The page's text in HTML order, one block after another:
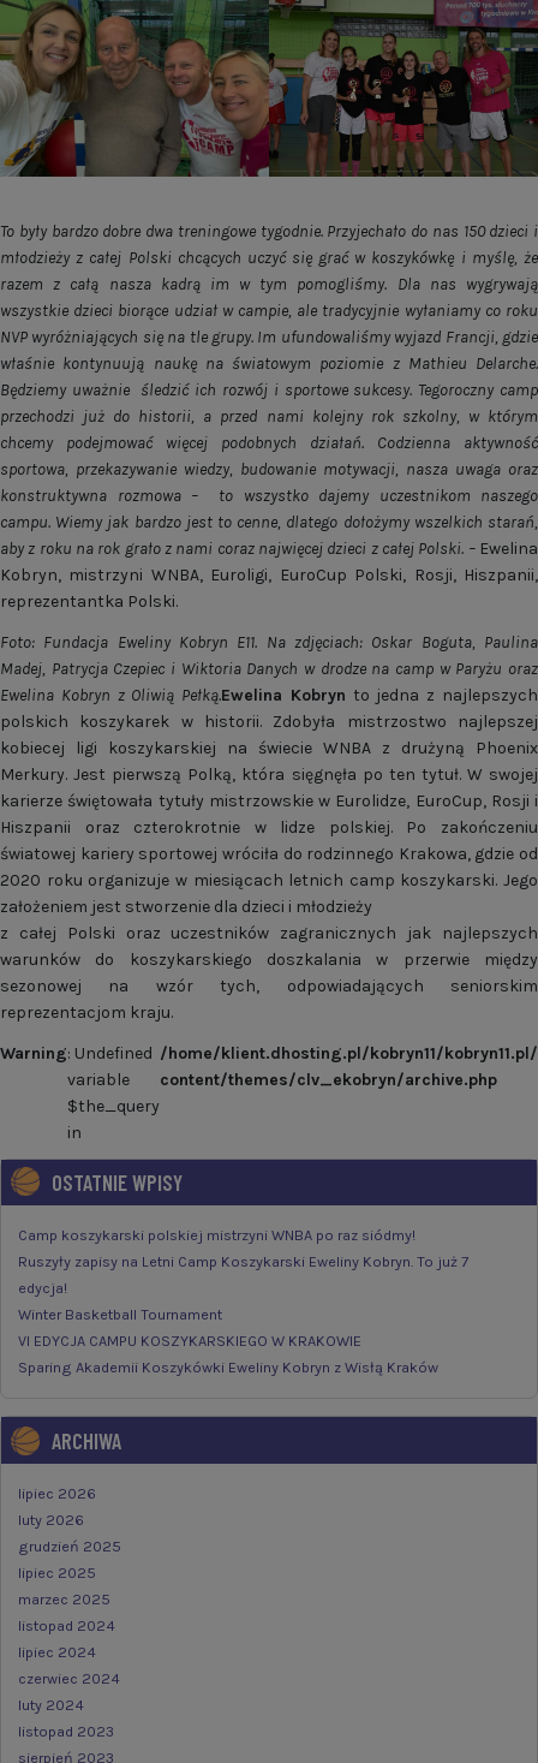
To były bardzo dobre dwa treningowe tygodnie. Przyjechało do nas 150 dzieci i
młodzieży z całej Polski chcących uczyć się grać w koszykówkę i myślę, że
razem z całą nasza kadrą im w tym pomogliśmy. Dla nas wygrywają
wszystkie dzieci biorące udział w campie, ale tradycyjnie wyłaniamy co roku
NVP wyróżniających się na tle grupy. Im ufundowaliśmy wyjazd Francji, gdzie
właśnie kontynuują naukę na światowym poziomie z Mathieu Delarche.
Będziemy uważnie śledzić ich rozwój i sportowe sukcesy. Tegoroczny camp
przechodzi już do historii, a przed nami kolejny rok szkolny, w którym
chcemy podejmować więcej podobnych działań. Codzienna aktywność
sportowa, przekazywanie wiedzy, budowanie motywacji, nasza uwaga oraz
konstruktywna rozmowa – to wszystko dajemy uczestnikom naszego
campu. Wiemy jak bardzo jest to cenne, dlatego dołożymy wszelkich starań,
aby z roku na rok grało z nami coraz najwięcej dzieci z całej Polski. – Ewelina
Kobryn, mistrzyni WNBA, Euroligi, EuroCup Polski, Rosji, Hiszpanii,
reprezentantka Polski.
Foto: Fundacja Eweliny Kobryn E11. Na zdjęciach: Oskar Boguta, Paulina
Madej, Patrycja Czepiec i Wiktoria Danych w drodze na camp w Paryżu oraz
Ewelina Kobryn z Oliwią Pełką.Ewelina Kobryn to jedna z najlepszych
polskich koszykarek w historii. Zdobyła mistrzostwo najlepszej
kobiecej ligi koszykarskiej na świecie WNBA z drużyną Phoenix
Merkury. Jest pierwszą Polką, która sięgnęła po ten tytuł. W swojej
karierze świętowała tytuły mistrzowskie w Eurolidze, EuroCup, Rosji i
Hiszpanii oraz czterokrotnie w lidze polskiej. Po zakończeniu
światowej kariery sportowej wróciła do rodzinnego Krakowa, gdzie od
2020 roku organizuje w miesiącach letnich camp koszykarski. Jego
założeniem jest stworzenie dla dzieci i młodzieży
z całej Polski oraz uczestników zagranicznych jak najlepszych
warunków do koszykarskiego doszkalania w przerwie między
sezonowej na wzór tych, odpowiadających seniorskim
reprezentacjom kraju.
Warning: Undefined
variable
$the_query
in
/home/klient.dhosting.pl/kobryn11/
content/themes/clv_ekobryn/archive.php
OSTATNIE WPISY
Camp koszykarski polskiej mistrzyni WNBA po raz siódmy!
Ruszyły zapisy na Letni Camp Koszykarski Eweliny Kobryn. To już 7
edycja!
Winter Basketball Tournament
VI EDYCJA CAMPU KOSZYKARSKIEGO W KRAKOWIE
Sparing Akademii Koszykówki Eweliny Kobryn z Wisłą Kraków
ARCHIWA
lipiec 2026
luty 2026
grudzień 2025
lipiec 2025
marzec 2025
listopad 2024
lipiec 2024
czerwiec 2024
luty 2024
listopad 2023
sierpień 2023